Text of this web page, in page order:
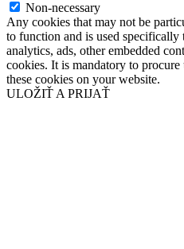
Non-necessary
Any cookies that may not be
to function and is used specifically
analytics, ads, other embedded
cookies. It is mandatory to
these cookies on your website.
ULOŽIŤ A PRIJAŤ